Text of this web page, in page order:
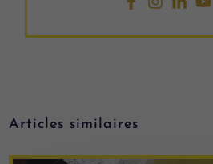
Articles similaires